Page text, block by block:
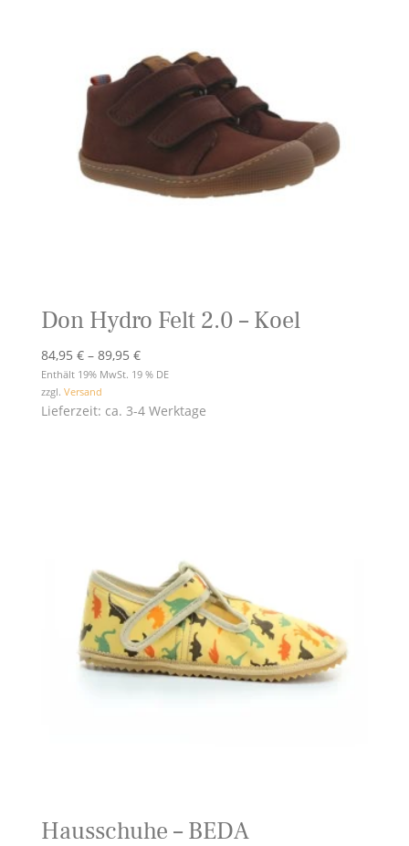
Don Hydro Felt 2.0 – Koel
84,95 € – 89,95 €Preisspanne:
84,95 €
89,95 €
Enthält 19% MwSt. 19 % DE
zzgl. Versand
Lieferzeit: ca. 3-4 Werktage
Hausschuhe – BEDA